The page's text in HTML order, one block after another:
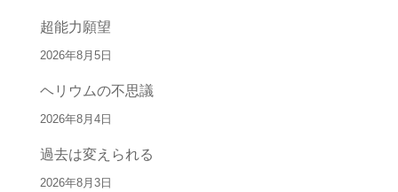
超能力願望
2026年8月5日
ヘリウムの不思議
2026年8月4日
過去は変えられる
2026年8月3日